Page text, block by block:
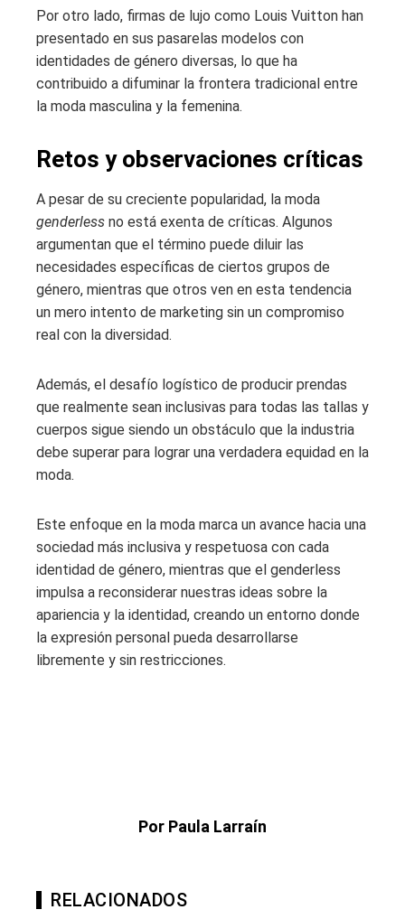
Por otro lado, firmas de lujo como Louis Vuitton han
presentado en sus pasarelas modelos con
identidades de género diversas, lo que ha
contribuido a difuminar la frontera tradicional entre
la moda masculina y la femenina.
Retos y observaciones críticas
A pesar de su creciente popularidad, la moda
genderless no está exenta de críticas. Algunos
argumentan que el término puede diluir las
necesidades específicas de ciertos grupos de
género, mientras que otros ven en esta tendencia
un mero intento de marketing sin un compromiso
real con la diversidad.
Además, el desafío logístico de producir prendas
que realmente sean inclusivas para todas las tallas y
cuerpos sigue siendo un obstáculo que la industria
debe superar para lograr una verdadera equidad en la
moda.
Este enfoque en la moda marca un avance hacia una
sociedad más inclusiva y respetuosa con cada
identidad de género, mientras que el genderless
impulsa a reconsiderar nuestras ideas sobre la
apariencia y la identidad, creando un entorno donde
la expresión personal pueda desarrollarse
libremente y sin restricciones.
Por Paula Larraín
RELACIONADOS